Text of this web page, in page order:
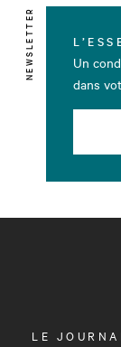
NEWSLETTER
Un
dans
OUVRIR
LE